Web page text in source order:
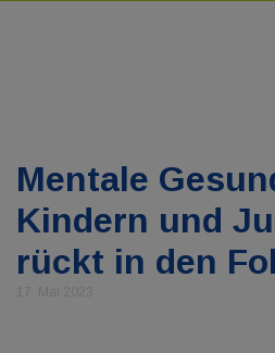
Mentale
Kindern und
rückt in den